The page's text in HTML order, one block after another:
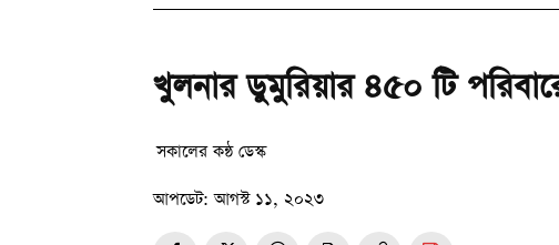
খুলনার ডুমুরিয়ার ৪৫০ টি
সকালের কন্ঠ ডেস্ক
আপডেট: আগস্ট ১১, ২০২৩